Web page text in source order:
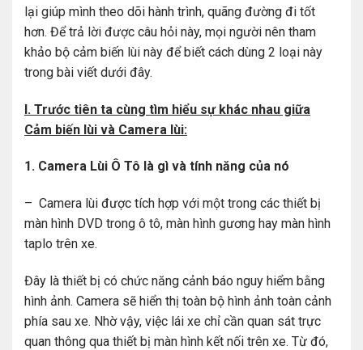
lại giúp mình theo dõi hành trình, quãng đường đi tốt
hơn. Để trả lời được câu hỏi này, mọi người nên tham
khảo bộ cảm biến lùi này để biết cách dùng 2 loại này
trong bài viết dưới đây.
I. Trước tiên ta cùng tìm hiểu sự khác nhau giữa
Cảm biến lùi và Camera lùi:
1. Camera Lùi Ô Tô là gì và tính năng của nó
– Camera lùi được tích hợp với một trong các thiết bị
màn hình DVD trong ô tô, màn hình gương hay màn hình
taplo trên xe.
Đây là thiết bị có chức năng cảnh báo nguy hiểm bằng
hình ảnh. Camera sẽ hiển thị toàn bộ hình ảnh toàn cảnh
phía sau xe. Nhờ vậy, việc lái xe chỉ cần quan sát trực
quan thông qua thiết bị màn hình kết nối trên xe. Từ đó,